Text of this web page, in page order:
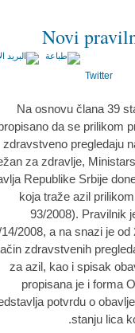
Novi
Twitter
Na osnovu člana 39
da se prilikom
zdravstveno pregledaju
za zdravlje,
Republike Srbije
koja traže azil
93/2008). Pravilnik
14/2008, a na snazi je
zdravstvenih
za azil, kao i spisak
propisana je i forma
potvrdu o
stanju lica